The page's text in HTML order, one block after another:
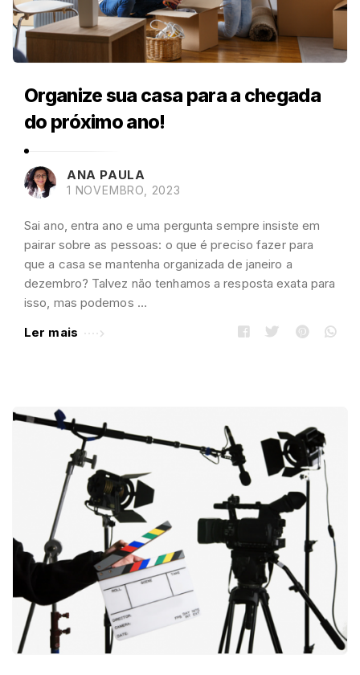
Organize sua casa para a chegada
do próximo ano!
ANA PAULA
1 NOVEMBRO, 2023
Sai ano, entra ano e uma pergunta sempre insiste em
pairar sobre as pessoas: o que é preciso fazer para
que a casa se mantenha organizada de janeiro a
dezembro? Talvez não tenhamos a resposta exata para
isso, mas podemos …
Ler mais